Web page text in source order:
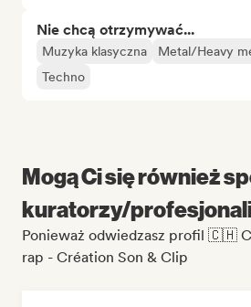
Nie chcą otrzymywać...
Muzyka klasyczna Metal/Heavy
Techno
Mogą Ci się również
kuratorzy/
Ponieważ odwiedzasz profil 🇨🇭
rap - Création Son & Clip